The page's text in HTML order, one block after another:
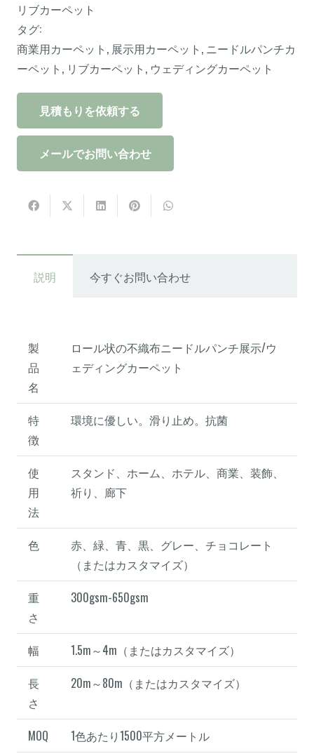
リブカーペット
タグ:
商業用カーペット , 展示用カーペット , ニードルパンチカ
ーペット , リブカーペット , ウェディングカーペット
見積もりを依頼する
メールでお問い合わせ
説明 今すぐお問い合わせ
製
品
名
ロール状の不織布ニードルパンチ展示/ウ
ェディングカーペット
特
徴
環境に優しい。滑り止め。抗菌
使
用
法
スタンド、ホーム、ホテル、商業、装飾、
祈り、廊下
色
赤、緑、青、黒、グレー、チョコレート
（またはカスタマイズ）
重
さ
300gsm-650gsm
幅
1.5m～4m（またはカスタマイズ）
長
さ
20m～80m（またはカスタマイズ）
MOQ
1色あたり1500平方メートル